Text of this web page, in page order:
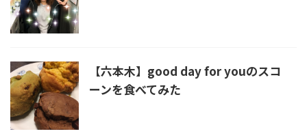
【六本木】good day for youのスコ
ーンを食べてみた